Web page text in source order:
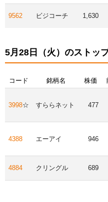
9562 ビジコーチ 1,630
5月28日（火）のストッ
コード 銘柄名 株価
3998☆ すららネット 477
4388 エーアイ 946
4884 クリングル 689